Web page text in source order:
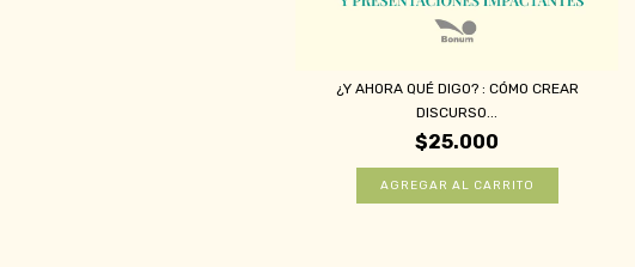
¿Y AHORA QUÉ DIGO? : CÓMO CREAR
DISCURSO...
$25.000